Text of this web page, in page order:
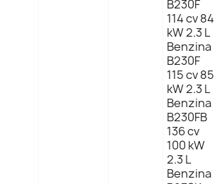
B230F
114 cv 84
kW 2.3 L
Benzina
B230F
115 cv 85
kW 2.3 L
Benzina
B230FB
136 cv
100 kW
2.3 L
Benzina